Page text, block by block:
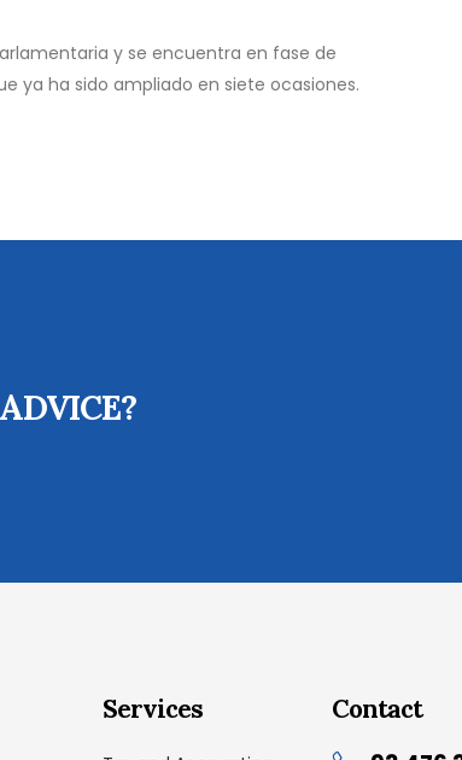
y se encuentra en fase de
ya ha sido ampliado en siete ocasiones.
Services
Contact